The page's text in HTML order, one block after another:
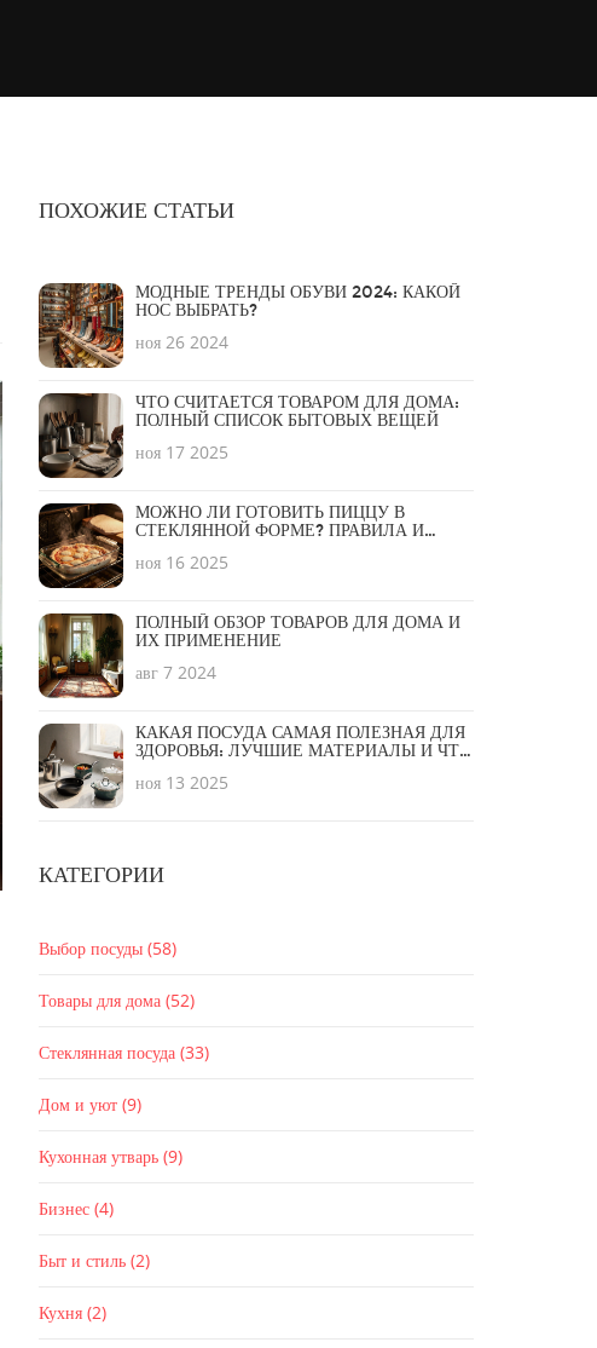
ПОХОЖИЕ СТАТЬИ
МОДНЫЕ ТРЕНДЫ ОБУВИ 2024: КАКОЙ
НОС ВЫБРАТЬ?
ноя 26 2024
ЧТО СЧИТАЕТСЯ ТОВАРОМ ДЛЯ ДОМА:
ПОЛНЫЙ СПИСОК БЫТОВЫХ ВЕЩЕЙ
ноя 17 2025
МОЖНО ЛИ ГОТОВИТЬ ПИЦЦУ В
СТЕКЛЯННОЙ ФОРМЕ? ПРАВИЛА И
ноя 16 2025
ПОЛНЫЙ ОБЗОР ТОВАРОВ ДЛЯ ДОМА И
ИХ ПРИМЕНЕНИЕ
авг 7 2024
КАКАЯ ПОСУДА САМАЯ ПОЛЕЗНАЯ ДЛЯ
ЗДОРОВЬЯ: ЛУЧШИЕ МАТЕРИАЛЫ И ЧТО
ноя 13 2025
КАТЕГОРИИ
Выбор посуды (58)
Товары для дома (52)
Стеклянная посуда (33)
Дом и уют (9)
Кухонная утварь (9)
Бизнес (4)
Быт и стиль (2)
Кухня (2)